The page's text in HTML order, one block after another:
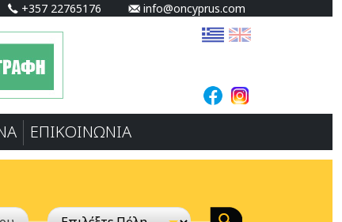
+357 22765176 info@oncyprus.com
ΕΠΙΚΟΙΝΩΝΙΑ